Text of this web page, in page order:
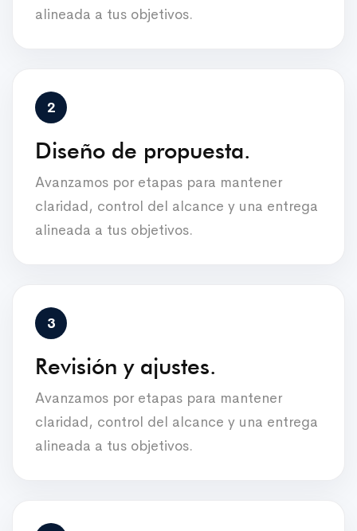
alineada a tus objetivos.
Diseño de propuesta.
Avanzamos por etapas para mantener
claridad, control del alcance y una entrega
alineada a tus objetivos.
Revisión y ajustes.
Avanzamos por etapas para mantener
claridad, control del alcance y una entrega
alineada a tus objetivos.